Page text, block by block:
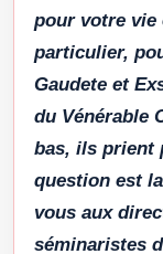
pour votre vie
particulier,
Gaudete et
du Vénérable
bas, ils prient
question est
vous aux
séminaristes